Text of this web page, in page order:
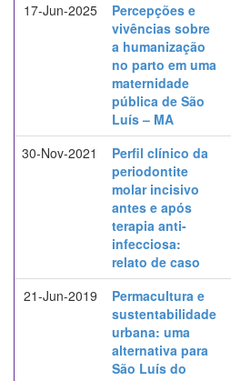
17-Jun-2025
Percepções e
vivências sobre
a humanização
no parto em uma
maternidade
pública de São
Luís – MA
30-Nov-2021
Perfil clínico da
periodontite
molar incisivo
antes e após
terapia anti-
infecciosa:
relato de caso
21-Jun-2019
Permacultura e
sustentabilidade
urbana: uma
alternativa para
São Luís do